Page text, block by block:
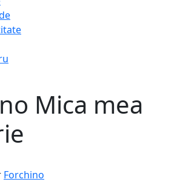
Mica mea
Forchino